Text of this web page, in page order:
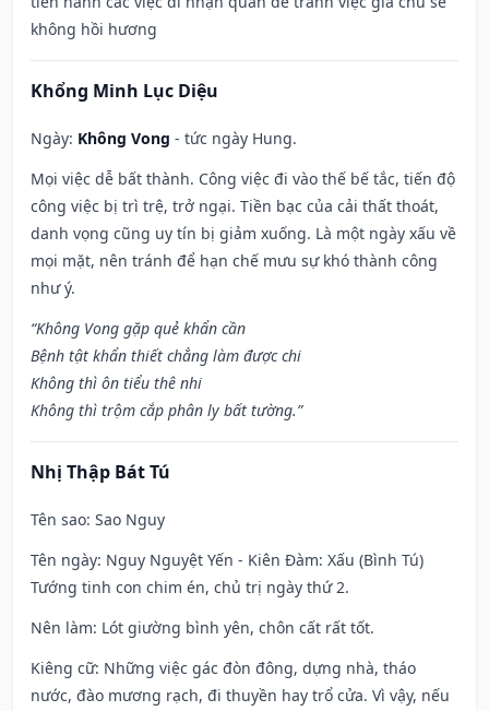
không hồi hương
Khổng Minh Lục Diệu
Ngày: Không Vong - tức ngày Hung.
Mọi việc dễ bất thành. Công việc đi vào thế bế tắc, tiến độ
công việc bị trì trệ, trở ngại. Tiền bạc của cải thất thoát,
danh vọng cũng uy tín bị giảm xuống. Là một ngày xấu về
mọi mặt, nên tránh để hạn chế mưu sự khó thành công
như ý.
“Không Vong gặp quẻ khẩn cần
Bệnh tật khẩn thiết chẳng làm được chi
Không thì ôn tiểu thê nhi
Không thì trộm cắp phân ly bất tường.”
Nhị Thập Bát Tú
Tên sao: Sao Nguy
Tên ngày: Nguy Nguyệt Yến - Kiên Đàm: Xấu (Bình Tú)
Tướng tinh con chim én, chủ trị ngày thứ 2.
Nên làm: Lót giường bình yên, chôn cất rất tốt.
Kiêng cữ: Những việc gác đòn đông, dựng nhà, tháo
nước, đào mương rạch, đi thuyền hay trổ cửa. Vì vậy, nếu